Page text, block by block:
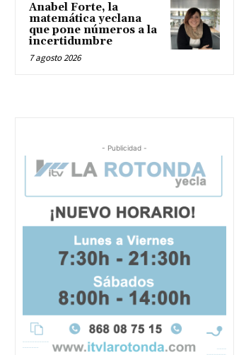
Anabel Forte, la
matemática yeclana
que pone números a la
incertidumbre
7 agosto 2026
- Publicidad -